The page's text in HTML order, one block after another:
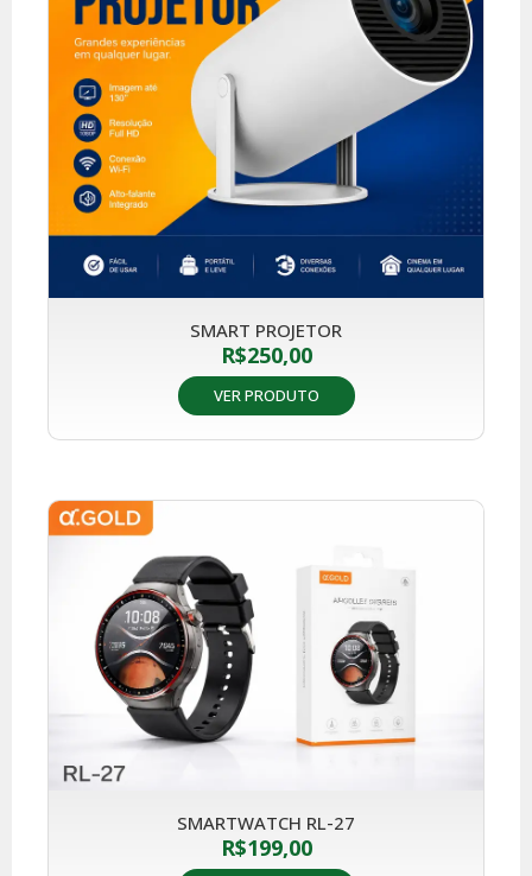
SMART PROJETOR
R$250,00
VER PRODUTO
SMARTWATCH RL-27
R$199,00